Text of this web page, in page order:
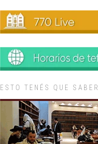
ESTO TENÉS QUE SABER